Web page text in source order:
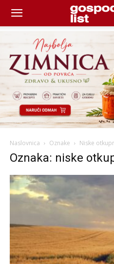
Naslovnica Oznake Niske
Oznaka: niske